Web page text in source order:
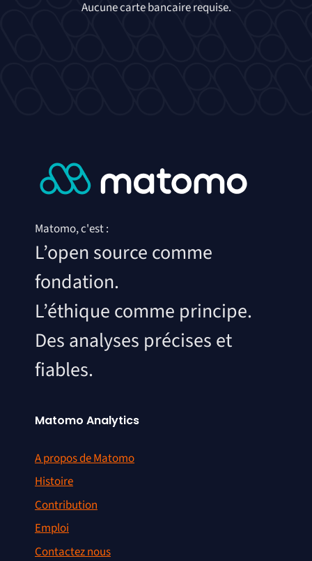
Aucune carte bancaire requise.
Matomo, c'est :
L’open source comme
fondation.
L’éthique comme principe.
Des analyses précises et
fiables.
Matomo Analytics
A propos de Matomo
Histoire
Contribution
Emploi
Contactez nous